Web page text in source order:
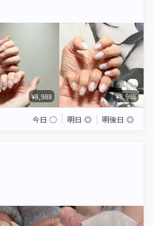
¥8,988 ¥8,988
今日 ◯ 明日 ◎ 明後日 ◎